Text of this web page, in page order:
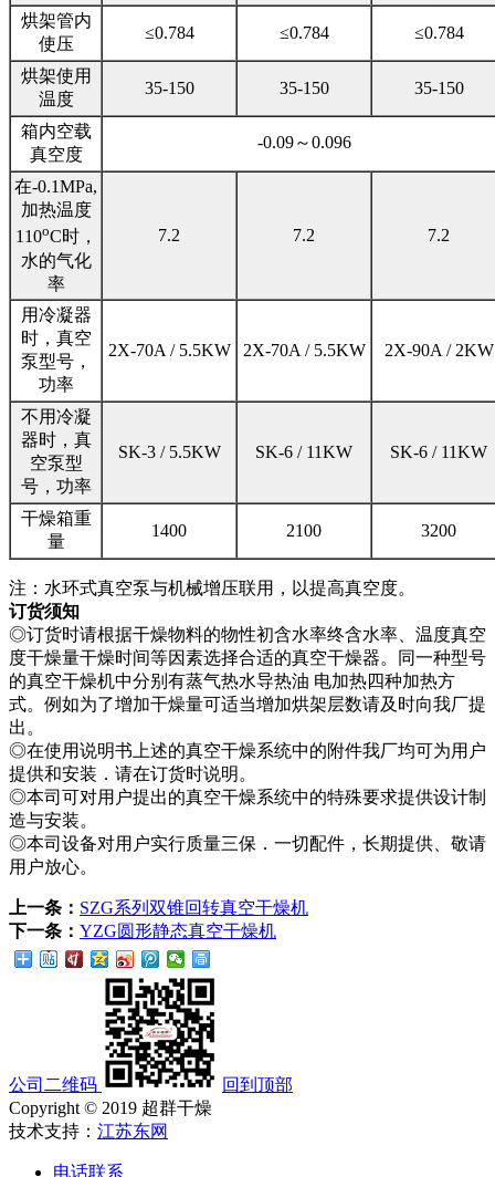
烘架管内
使压
≤0.784 ≤0.784 ≤0.784
烘架使用
温度
35-150 35-150 35-150
箱内空载
真空度
-0.09～0.096
在-0.1MPa,
加热温度
110oC时，
水的气化
率
7.2 7.2 7.2
用冷凝器
时，真空
泵型号，
功率
2X-70A / 5.5KW 2X-70A / 5.5KW 2X-90A / 2KW
不用冷凝
器时，真
空泵型
号，功率
SK-3 / 5.5KW SK-6 / 11KW SK-6 / 11KW
干燥箱重
量
1400 2100 3200
注：水环式真空泵与机械增压联用，以提高真空度。
订货须知
◎订货时请根据干燥物料的物性初含水率终含水率、温度真空
度干燥量干燥时间等因素选择合适的真空干燥器。同一种型号
的真空干燥机中分别有蒸气热水导热油 电加热四种加热方
式。例如为了增加干燥量可适当增加烘架层数请及时向我厂提
出。
◎在使用说明书上述的真空干燥系统中的附件我厂均可为用户
提供和安装．请在订货时说明。
◎本司可对用户提出的真空干燥系统中的特殊要求提供设计制
造与安装。
◎本司设备对用户实行质量三保．一切配件，长期提供、敬请
用户放心。
上一条： SZG系列双锥回转真空干燥机
下一条： YZG圆形静态真空干燥机
公司二维码
回到顶部
Copyright © 2019 超群干燥
技术支持： 江苏东网
电话联系